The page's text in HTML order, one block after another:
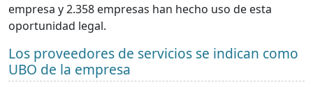
empresa y 2.358 empresas han hecho uso de esta
oportunidad legal.
Los proveedores de servicios se indican como
UBO de la empresa